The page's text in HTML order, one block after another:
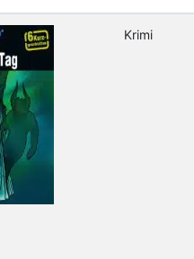
Krimi